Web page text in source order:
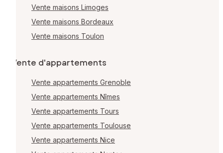
Vente maisons Limoges
Vente maisons Bordeaux
Vente maisons Toulon
Vente d'appartements
Vente appartements Grenoble
Vente appartements Nîmes
Vente appartements Tours
Vente appartements Toulouse
Vente appartements Nice